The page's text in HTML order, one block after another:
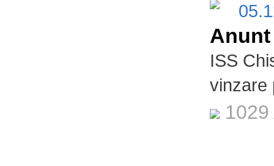
Anunt
ISS
vinzare